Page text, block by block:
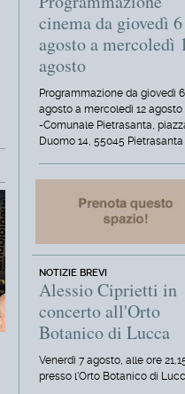
cinema da giovedì 6
agosto a mercoledì
agosto
Programmazione da giovedì 6
agosto a mercoledì 12 agosto
-Comunale Pietrasanta,
Duomo 14, 55045 Pietrasanta
NOTIZIE BREVI
Alessio Ciprietti in
concerto all'Orto
Botanico di Lucca
Venerdì 7 agosto, alle ore
presso l'Orto Botanico di